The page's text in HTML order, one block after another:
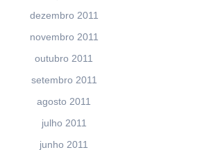
dezembro 2011
novembro 2011
outubro 2011
setembro 2011
agosto 2011
julho 2011
junho 2011